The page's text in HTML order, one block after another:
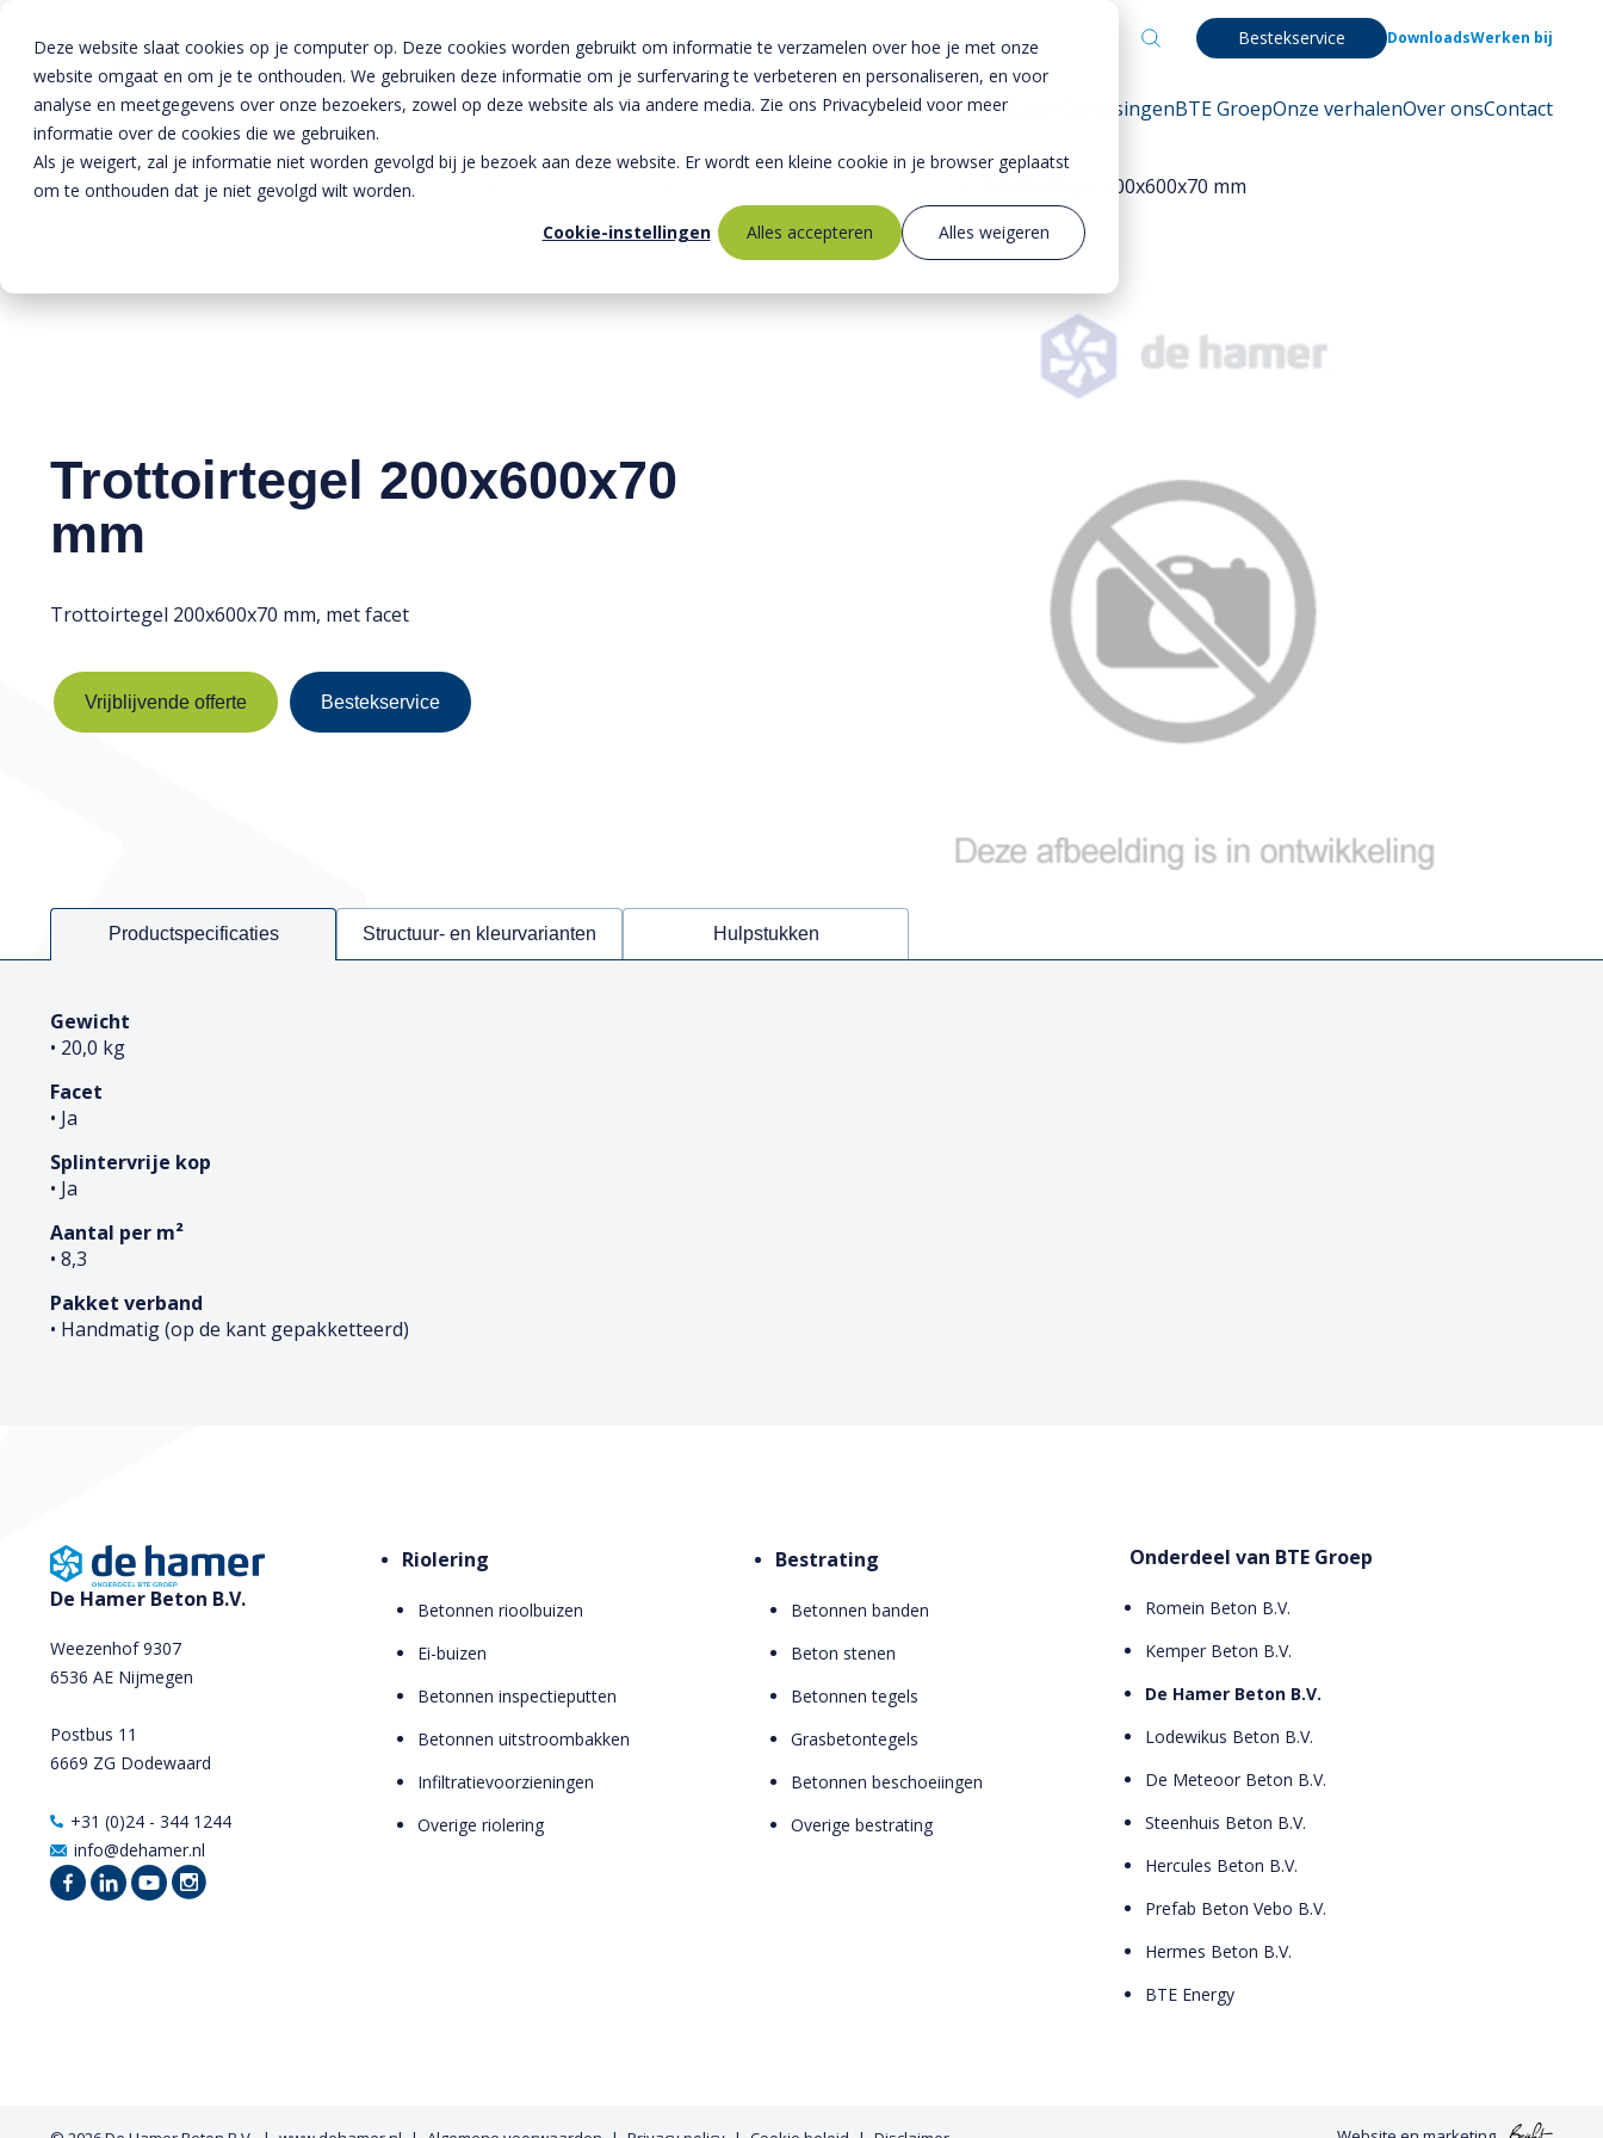
Deze website slaat cookies op je computer op. Deze cookies worden gebruikt om informatie te verzamelen over hoe je met onze
website omgaat en om je te onthouden. We gebruiken deze informatie om je surfervaring te verbeteren en personaliseren, en voor
analyse en meetgegevens over onze bezoekers, zowel op deze website als via andere media. Zie ons Privacybeleid voor meer
informatie over de cookies die we gebruiken.
Als je weigert, zal je informatie niet worden gevolgd bij je bezoek aan deze website. Er wordt een kleine cookie in je browser geplaatst
om te onthouden dat je niet gevolgd wilt worden.
Cookie-instellingen
Alles accepteren Alles weigeren
Bestekservice DownloadsWerken bij
Producten OplossingenBTE GroepOnze verhalenOver onsContact
Home»Producten»Bestrating » Trottoirtegel 200x600x70 mm
Trottoirtegel 200x600x70
mm
Trottoirtegel 200x600x70 mm, met facet
Vrijblijvende offerte Bestekservice
Productspecificaties Structuur- en kleurvarianten Hulpstukken
Gewicht
• 20,0 kg
Facet
• Ja
Splintervrije kop
• Ja
Aantal per m²
• 8,3
Pakket verband
• Handmatig (op de kant gepakketteerd)
De Hamer Beton B.V.
Weezenhof 9307
6536 AE Nijmegen
Postbus 11
6669 ZG Dodewaard
+31 (0)24 - 344 1244
info@dehamer.nl
Riolering
Betonnen rioolbuizen
Ei-buizen
Betonnen inspectieputten
Betonnen uitstroombakken
Infiltratievoorzieningen
Overige riolering
Bestrating
Betonnen banden
Beton stenen
Betonnen tegels
Grasbetontegels
Betonnen beschoeiingen
Overige bestrating
Onderdeel van BTE Groep
Romein Beton B.V.
Kemper Beton B.V.
De Hamer Beton B.V.
Lodewikus Beton B.V.
De Meteoor Beton B.V.
Steenhuis Beton B.V.
Hercules Beton B.V.
Prefab Beton Vebo B.V.
Hermes Beton B.V.
BTE Energy